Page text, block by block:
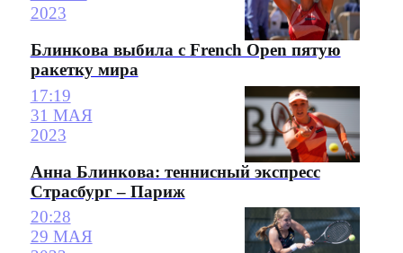
2023
Блинкова выбила с French Open пятую
ракетку мира
17:19
31 МАЯ
2023
Анна Блинкова: теннисный экспресс
Страсбург – Париж
20:28
29 МАЯ